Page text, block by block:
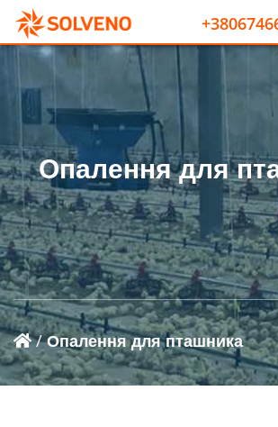
Опалення для
/Опалення для пташника